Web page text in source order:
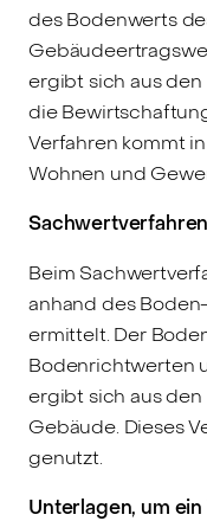
des Bodenwerts
ergibt sich aus
die
Verfahren kommt
Wohnen und
Sachwertverfahren
Beim
anhand des
ermittelt. Der
Bodenrichtwerten
ergibt sich aus
Gebäude. Dieses
genutzt.
Unterlagen, um